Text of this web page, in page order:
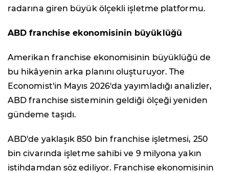
radarına giren büyük ölçekli işletme platformu.
ABD franchise ekonomisinin büyüklüğü
Amerikan franchise ekonomisinin büyüklüğü de
bu hikâyenin arka planını oluşturuyor. The
Economist'in Mayıs 2026'da yayımladığı analizler,
ABD franchise sisteminin geldiği ölçeği yeniden
gündeme taşıdı.
ABD'de yaklaşık 850 bin franchise işletmesi, 250
bin civarında işletme sahibi ve 9 milyona yakın
istihdamdan söz ediliyor. Franchise ekonomisinin